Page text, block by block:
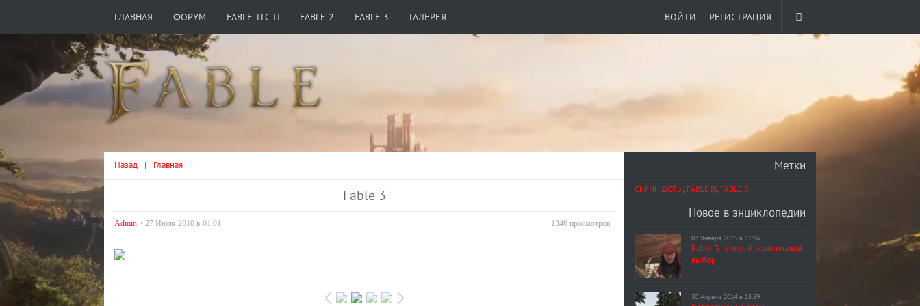
ВОЙТИ РЕГИСТРАЦИЯ
ГЛАВНАЯ ФОРУМ FABLE TLC FABLE 2 FABLE 3 ГАЛЕРЕЯ
Назад | Главная
Fable 3
Admin • 27 Июля 2010 в 01:01 1346 просмотров
Метки
СКРИНШОТЫ FABLE III FABLE 3
Новое в энциклопедии
03 Января 2015 в 21:36
Fable 3 - сделай правильный
выбор
30 Апреля 2014 в 15:59